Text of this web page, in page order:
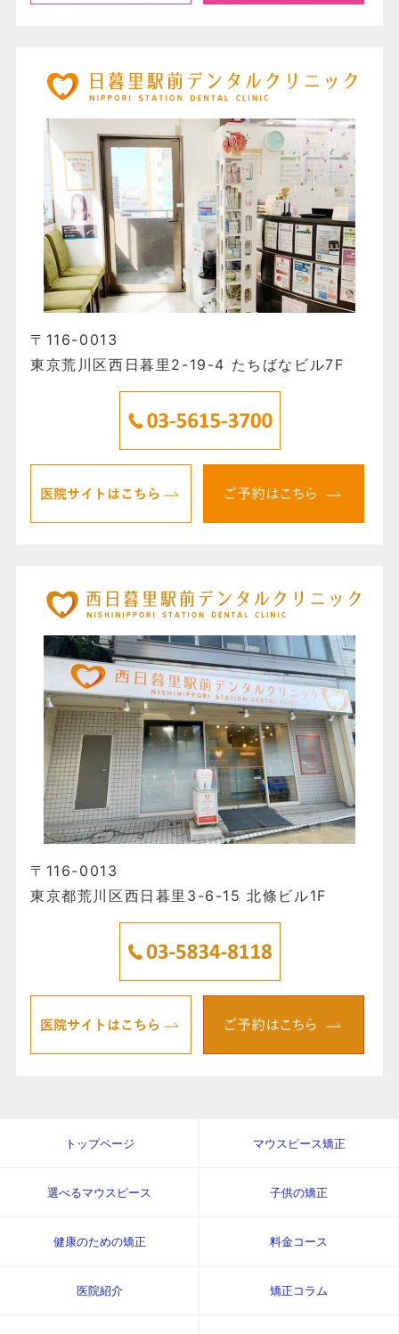
〒116-0013
東京荒川区西日暮里2-19-4 たちばなビル7F
〒116-0013
東京都荒川区西日暮里3-6-15 北條ビル1F
トップページ マウスピース矯正
選べるマウスピース 子供の矯正
健康のための矯正 料金コース
医院紹介 矯正コラム